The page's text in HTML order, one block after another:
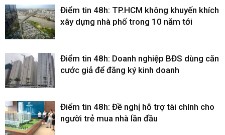
Điểm tin 48h: TP.HCM không khuyến khích
xây dựng nhà phố trong 10 năm tới
Điểm tin 48h: Doanh nghiệp BĐS dùng căn
cước giả để đăng ký kinh doanh
Điểm tin 48h: Đề nghị hỗ trợ tài chính cho
người trẻ mua nhà lần đầu